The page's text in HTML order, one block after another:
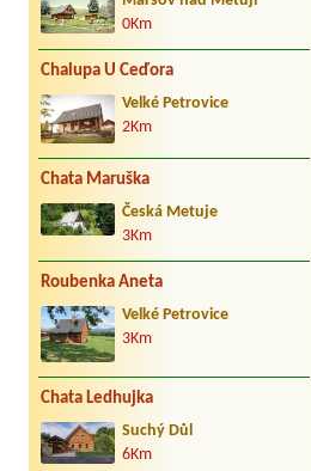
0Km
Chalupa U Ceďora
Velké Petrovice
2Km
Chata Maruška
Česká Metuje
3Km
Roubenka Aneta
Velké Petrovice
3Km
Chata Ledhujka
Suchý Důl
6Km